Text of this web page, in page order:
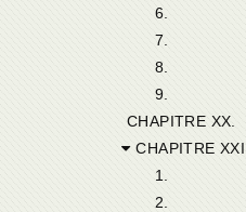
6.
7.
8.
9.
CHAPITRE XX.
CHAPITRE XXI.
1.
2.